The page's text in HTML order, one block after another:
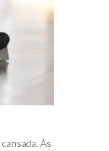
Às